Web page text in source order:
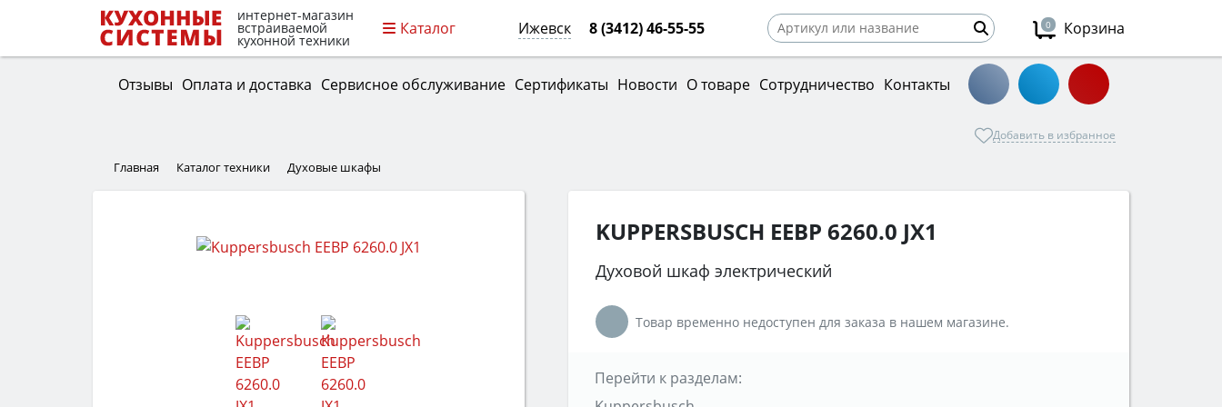
интернет-магазин
встраиваемой
кухонной техники
Каталог Ижевск 8 (3412) 46-55-55 0 Корзина
Отзывы Оплата и доставка Сервисное обслуживание Сертификаты Новости О товаре Сотрудничество Контакты
Добавить в избранное
Главная Каталог техники Духовые шкафы
KUPPERSBUSCH EEBP 6260.0 JX1
Духовой шкаф электрический
Товар временно недоступен для заказа в нашем магазине.
Перейти к разделам: